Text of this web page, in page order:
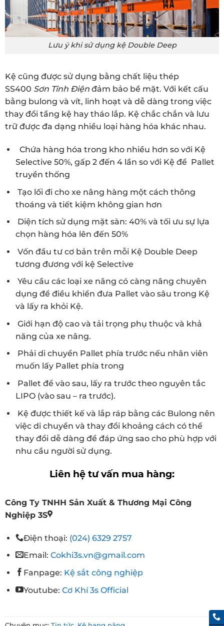
Lưu ý khi sử dụng kệ Double Deep
Kệ cũng được sử dụng bằng chất liệu thép
SS400 Sơn Tĩnh Điện đảm bảo bề mặt. Với kết cấu
bằng bulong và vít, linh hoạt và dễ dàng trong việc
thay đổi tầng kệ hay tháo lắp. Kệ chắc chắn và lưu
trữ được đa dạng nhiều loại hàng hóa khác nhau.
Chứa hàng hóa trong kho nhiều hơn so với Kệ
Selective 50%, gấp 2 đến 4 lần so với Kệ để Pallet
truyền thống
Tạo lối đi cho xe nâng hàng một cách thông
thoáng và tiết kiệm không gian hơn
Diện tích sử dụng mặt sàn: 40% và tối ưu sự lựa
chọn hàng hóa lên đến 50%
Vốn đầu tư cơ bản trên mỗi Kệ Double Deep
tương đương với kệ Selective
Yêu cầu các loại xe nâng có càng nâng chuyên
dụng để điều khiển đưa Pallet vào sâu trong Kệ
và lấy ra khỏi Kệ.
Giới hạn độ cao và tải trọng phụ thuộc và khả
năng của xe nâng.
Phải di chuyển Pallet phía trước nếu nhân viên
muốn lấy Pallet phía trong
Pallet để vào sau, lấy ra trước theo nguyên tắc
LIPO (vào sau – ra trước).
Kệ được thiết kế và lắp ráp bằng các Bulong nên
việc di chuyển và thay đổi khoảng cách có thể
thay đổi dễ dàng để đáp ứng sao cho phù hợp với
nhu cầu người sử dụng.
Liên hệ tư vấn mua hàng:
Công Ty TNHH Sản Xuất & Thương Mại Công
Nghiệp 3S
Điện thoại: (024) 6329 2757
Email: Cokhi3s.vn@gmail.com
Fanpage: Kệ sắt công nghiệp
Youtube: Cơ Khí 3s Official